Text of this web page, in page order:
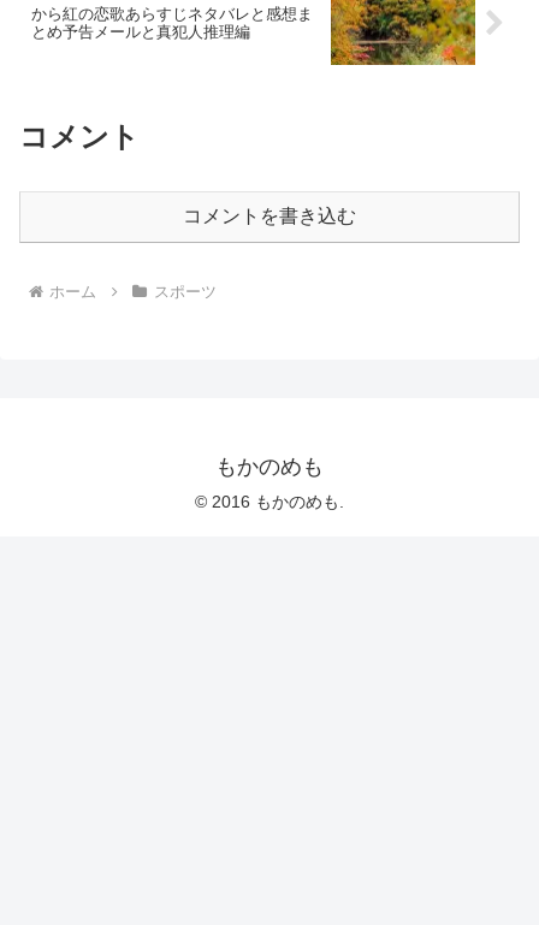
から紅の恋歌あらすじネタバレと感想ま
とめ予告メールと真犯人推理編
コメント
コメントを書き込む
ホーム スポーツ
もかのめも
© 2016 もかのめも.